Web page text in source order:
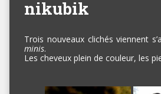
nikubik
Trois nouveaux clichés viennent
minis.
Les cheveux plein de couleur, les